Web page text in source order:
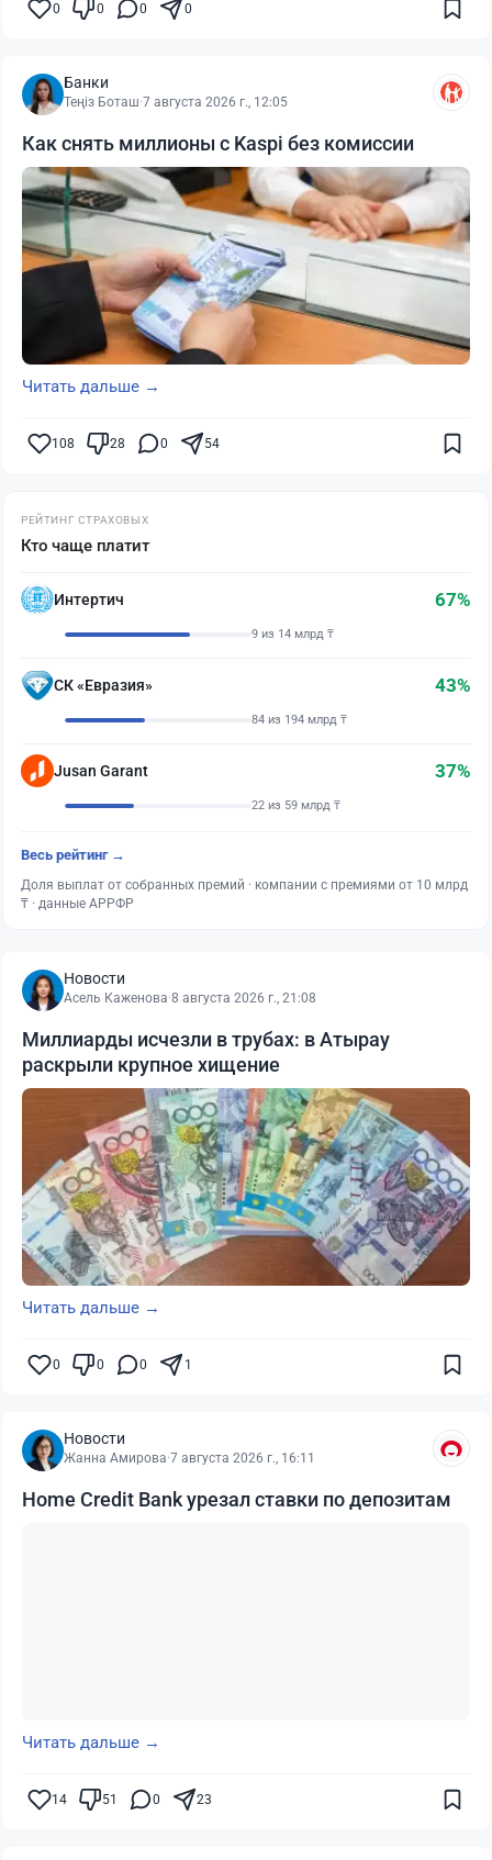
0 0 0 0
Банки
Теңіз Боташ·7 августа 2026 г., 12:05
Как снять миллионы с Kaspi без комиссии
Читать дальше →
108 28 0 54
РЕЙТИНГ СТРАХОВЫХ
Кто чаще платит
Интертич 67%
9 из 14 млрд ₸
СК «Евразия» 43%
84 из 194 млрд ₸
Jusan Garant 37%
22 из 59 млрд ₸
Весь рейтинг →
Доля выплат от собранных премий · компании с премиями от 10 млрд
₸ · данные АРРФР
Новости
Асель Каженова·8 августа 2026 г., 21:08
Миллиарды исчезли в трубах: в Атырау
раскрыли крупное хищение
Читать дальше →
0 0 0 1
Новости
Жанна Амирова·7 августа 2026 г., 16:11
Home Credit Bank урезал ставки по депозитам
Читать дальше →
14 51 0 23